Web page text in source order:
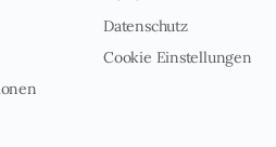
Datenschutz
Cookie Einstellungen